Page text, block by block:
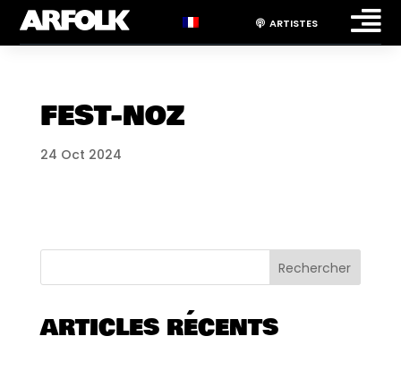
ARTISTES 
FEST-NOZ
24 Oct 2024
Rechercher
ARTICLES RÉCENTS